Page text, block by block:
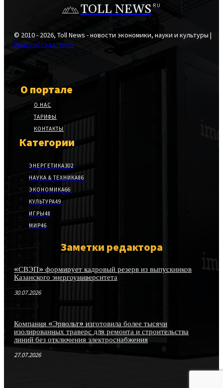
TOLL NEWS RU
© 2010 - 2026, Toll News - новости экономики, науки и культуры |
Правообладателям
О портале
О НАС
ТАРИФЫ
КОНТАКТЫ
Категории
ЭНЕРГЕТИКА302
НАУКА & ТЕХНИКА86
ЭКОНОМИКА66
КУЛЬТУРА49
ИГРЫ48
МИР46
Заметки редактора
«СВЭП» формирует кадровый резерв из выпускников
Казанского энергоуниверситета
30.07.2026
Компания «Эрвольт» изготовила более тысячи
изолированных траверс для ремонта и строительства
линий без отключения электроснабжения
27.07.2026